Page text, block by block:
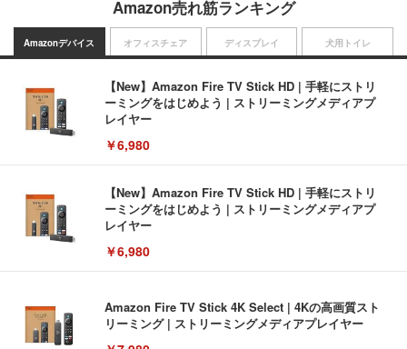
Amazon売れ筋ランキング
Amazonデバイス
【New】Amazon Fire TV Stick HD | 手軽にストリ
ーミングをはじめよう | ストリーミングメディアプ
レイヤー
￥6,980
【New】Amazon Fire TV Stick HD | 手軽にストリ
ーミングをはじめよう | ストリーミングメディアプ
レイヤー
￥6,980
Amazon Fire TV Stick 4K Select | 4Kの高画質スト
リーミング | ストリーミングメディアプレイヤー
オフィスチェア ディスプレイ 犬用トイレ